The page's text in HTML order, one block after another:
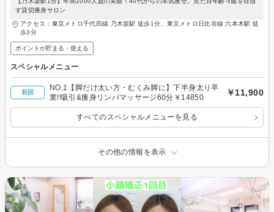
す貸切痩身サロン
アクセス：東京メトロ千代田線 乃木坂駅 徒歩1分、東京メトロ日比谷線 六本木駅 徒
歩3分
ポイントが貯まる・使える
スペシャルメニュー
初回
NO.1【脚だけ太い方・むくみ脚に】下半身太り卒
業!!吸引&痩身リンパマッサージ60分￥14850
￥11,900
すべてのスペシャルメニューを見る
その他の情報を表示